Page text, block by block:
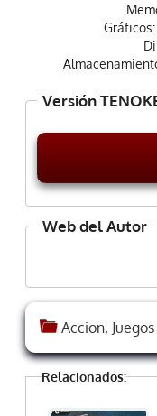
Gráficos:
Versión
Web del Autor
Accion, Juegos
Relacionados: